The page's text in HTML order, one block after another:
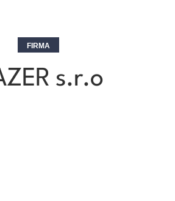
FIRMA
s.r.o